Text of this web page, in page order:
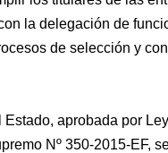
la delegación de
de selección y
aprobada por
Nº 350-2015-EF,